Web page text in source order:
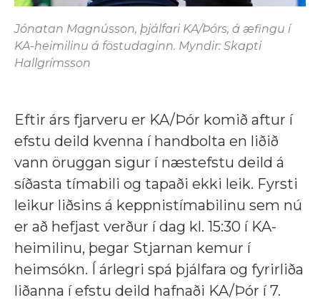
Jónatan Magnússon, þjálfari KA/Þórs, á æfingu í
KA-heimilinu á föstudaginn. Myndir: Skapti
Hallgrímsson
Eftir árs fjarveru er KA/Þór komið aftur í
efstu deild kvenna í handbolta en liðið
vann öruggan sigur í næstefstu deild á
síðasta tímabili og tapaði ekki leik. Fyrsti
leikur liðsins á keppnistímabilinu sem nú
er að hefjast verður í dag kl. 15:30 í KA-
heimilinu, þegar Stjarnan kemur í
heimsókn. Í árlegri spá þjálfara og fyrirliða
liðanna í efstu deild hafnaði KA/Þór í 7.